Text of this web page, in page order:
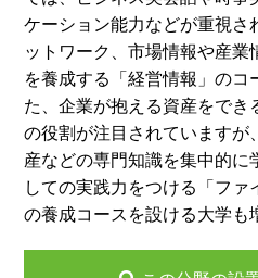
ケーション能力などが重視さ
ットワーク、市場情報や産業
を養成する「経営情報」のコ
た、企業が抱える資産をでき
の役割が注目されていますが
産などの専門知識を集中的に
しての実践力をつける「ファ
の養成コースを設ける大学も